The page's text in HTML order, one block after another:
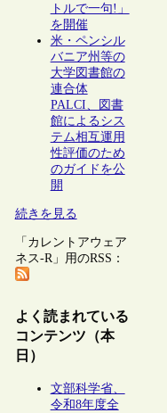
トルで一句!」
を開催
米・ペンシル
バニア州等の
大学図書館の
連合体
PALCI、図書
館によるシス
テム相互運用
性評価のため
のガイドを公
開
続きを見る
「カレントアウェア
ネス-R」用のRSS：
よく読まれている
コンテンツ（本
日）
文部科学省、
令和8年度全